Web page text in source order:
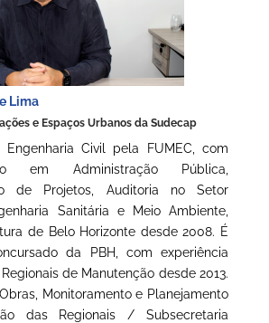
Lima
e Espaços Urbanos da Sudecap
Engenharia Civil pela FUMEC, com
em Administração Pública,
de Projetos, Auditoria no Setor
Sanitária e Meio Ambiente,
de Belo Horizonte desde 2008. É
da PBH, com experiência
de Manutenção desde 2013.
Monitoramento e Planejamento
das Regionais / Subsecretaria